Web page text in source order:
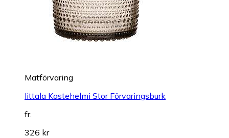
Matförvaring
Iittala Kastehelmi Stor Förvaringsburk
fr.
326 kr